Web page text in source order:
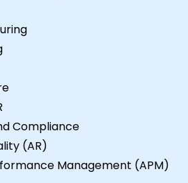
Compliance
(AR)
Management (APM)